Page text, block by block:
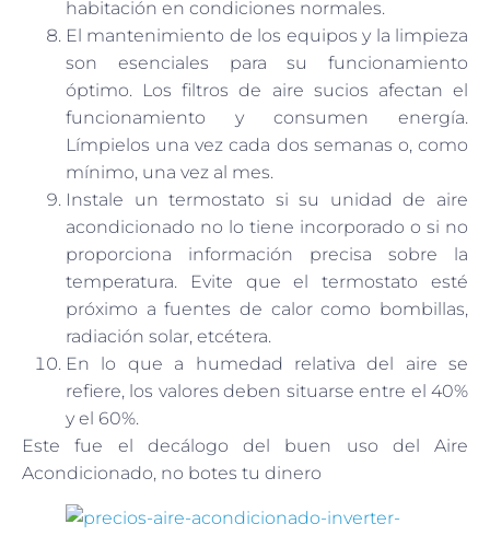
habitación en condiciones normales.
El mantenimiento de los equipos y la limpieza
son esenciales para su funcionamiento
óptimo. Los filtros de aire sucios afectan el
funcionamiento y consumen energía.
Límpielos una vez cada dos semanas o, como
mínimo, una vez al mes.
Instale un termostato si su unidad de aire
acondicionado no lo tiene incorporado o si no
proporciona información precisa sobre la
temperatura. Evite que el termostato esté
próximo a fuentes de calor como bombillas,
radiación solar, etcétera.
En lo que a humedad relativa del aire se
refiere, los valores deben situarse entre el 40%
y el 60%.
Este fue el decálogo del buen uso del Aire
Acondicionado, no botes tu dinero